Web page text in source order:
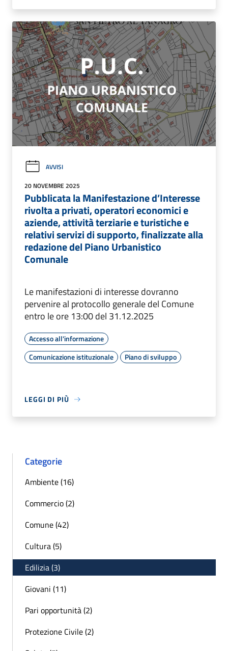
AVVISI
20 NOVEMBRE 2025
Pubblicata la Manifestazione d’Interesse
rivolta a privati, operatori economici e
aziende, attività terziarie e turistiche e
relativi servizi di supporto, finalizzate alla
redazione del Piano Urbanistico
Comunale
Le manifestazioni di interesse dovranno
pervenire al protocollo generale del Comune
entro le ore 13:00 del 31.12.2025
Accesso all'informazione
Comunicazione istituzionale
Piano di sviluppo
LEGGI DI PIÙ
Categorie
Ambiente (16)
Commercio (2)
Comune (42)
Cultura (5)
Edilizia (3)
Giovani (11)
Pari opportunità (2)
Protezione Civile (2)